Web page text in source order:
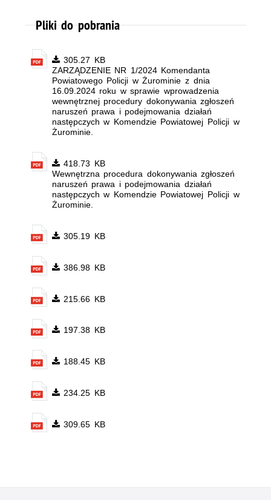
Pliki do pobrania
305.27 KB
ZARZĄDZENIE NR 1/2024 Komendanta
Powiatowego Policji w Żurominie z dnia
16.09.2024 roku w sprawie wprowadzenia
wewnętrznej procedury dokonywania zgłoszeń
naruszeń prawa i podejmowania działań
następczych w Komendzie Powiatowej Policji w
Żurominie.
418.73 KB
Wewnętrzna procedura dokonywania zgłoszeń
naruszeń prawa i podejmowania działań
następczych w Komendzie Powiatowej Policji w
Żurominie.
305.19 KB
386.98 KB
215.66 KB
197.38 KB
188.45 KB
234.25 KB
309.65 KB